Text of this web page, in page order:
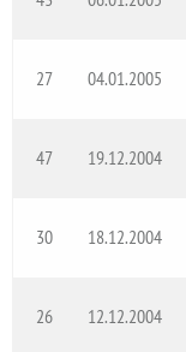
27 04.01.2005
47 19.12.2004
30 18.12.2004
26 12.12.2004